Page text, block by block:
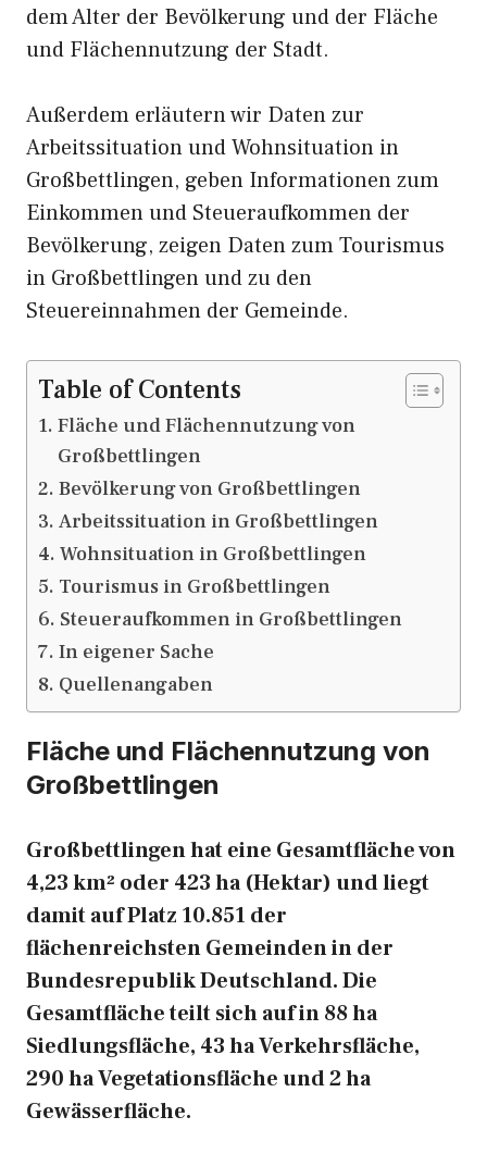
dem Alter der Bevölkerung und der Fläche
und Flächennutzung der Stadt.
Außerdem erläutern wir Daten zur
Arbeitssituation und Wohnsituation in
Großbettlingen, geben Informationen zum
Einkommen und Steueraufkommen der
Bevölkerung, zeigen Daten zum Tourismus
in Großbettlingen und zu den
Steuereinnahmen der Gemeinde.
Table of Contents
Fläche und Flächennutzung von
Großbettlingen
Bevölkerung von Großbettlingen
Arbeitssituation in Großbettlingen
Wohnsituation in Großbettlingen
Tourismus in Großbettlingen
Steueraufkommen in Großbettlingen
In eigener Sache
Quellenangaben
Fläche und Flächennutzung von
Großbettlingen
Großbettlingen hat eine Gesamtfläche von
4,23 km² oder 423 ha (Hektar) und liegt
damit auf Platz 10.851 der
flächenreichsten Gemeinden in der
Bundesrepublik Deutschland. Die
Gesamtfläche teilt sich auf in 88 ha
Siedlungsfläche, 43 ha Verkehrsfläche,
290 ha Vegetationsfläche und 2 ha
Gewässerfläche.